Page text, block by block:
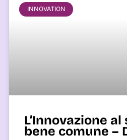
INNOVATION
L’Innovazione
bene comune –